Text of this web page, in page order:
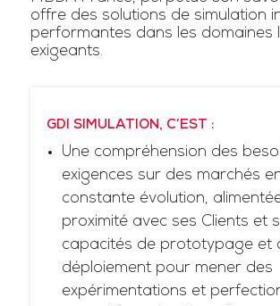
offre des solutions de simulation
performantes dans les domaines
exigeants.
GDI SIMULATION, C’EST :
Une compréhension des
exigences sur des marchés
constante évolution,
proximité avec ses Clients et
capacités de prototypage et
déploiement pour mener des
expérimentations et